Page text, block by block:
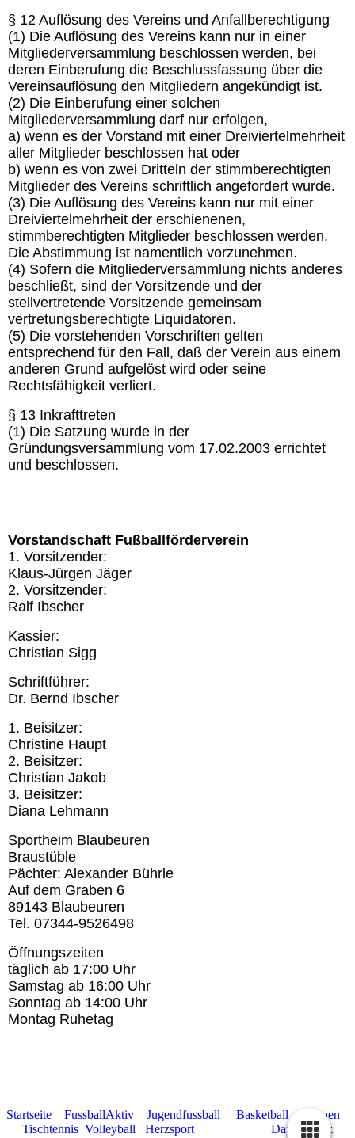
§ 12 Auflösung des Vereins und Anfallberechtigung
(1) Die Auflösung des Vereins kann nur in einer
Mitgliederversammlung beschlossen werden, bei
deren Einberufung die Beschlussfassung über die
Vereinsauflösung den Mitgliedern angekündigt ist.
(2) Die Einberufung einer solchen
Mitgliederversammlung darf nur erfolgen,
a) wenn es der Vorstand mit einer Dreiviertelmehrheit
aller Mitglieder beschlossen hat oder
b) wenn es von zwei Dritteln der stimmberechtigten
Mitglieder des Vereins schriftlich angefordert wurde.
(3) Die Auflösung des Vereins kann nur mit einer
Dreiviertelmehrheit der erschienenen,
stimmberechtigten Mitglieder beschlossen werden.
Die Abstimmung ist namentlich vorzunehmen.
(4) Sofern die Mitgliederversammlung nichts anderes
beschließt, sind der Vorsitzende und der
stellvertretende Vorsitzende gemeinsam
vertretungsberechtigte Liquidatoren.
(5) Die vorstehenden Vorschriften gelten
entsprechend für den Fall, daß der Verein aus einem
anderen Grund aufgelöst wird oder seine
Rechtsfähigkeit verliert.
§ 13 Inkrafttreten
(1) Die Satzung wurde in der
Gründungsversammlung vom 17.02.2003 errichtet
und beschlossen.
Vorstandschaft Fußballförderverein
1. Vorsitzender:
Klaus-Jürgen Jäger
2. Vorsitzender:
Ralf Ibscher
Kassier:
Christian Sigg
Schriftführer:
Dr. Bernd Ibscher
1. Beisitzer:
Christine Haupt
2. Beisitzer:
Christian Jakob
3. Beisitzer:
Diana Lehmann
Sportheim Blaubeuren
Braustüble
Pächter: Alexander Bührle
Auf dem Graben 6
89143 Blaubeuren
Te l. 07344-9526498
Öffnungszeiten
täglich ab 17:00 Uhr
Samstag ab 16:00 Uhr
Sonntag ab 14:00 Uhr
Montag Ruhetag
Startseite FussballAktiv Jugendfussball Basketball
Turnen
Tischtennis Volleyball Herzsport Datenschutz